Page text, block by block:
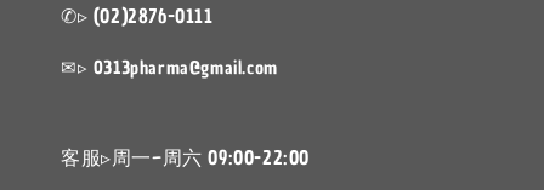
✆▹ (02)2876-0111
✉▹ 0313pharma@gmail.com
客服▹周一~周六 09:00-22:00